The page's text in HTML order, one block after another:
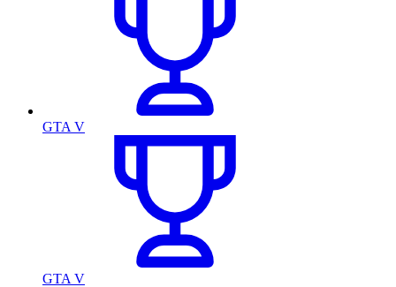
GTA V
GTA V